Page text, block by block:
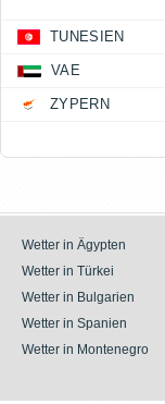
TUNESIEN
VAE
ZYPERN
Wetter in Ägypten
Wetter in Türkei
Wetter in Bulgarien
Wetter in Spanien
Wetter in Montenegro